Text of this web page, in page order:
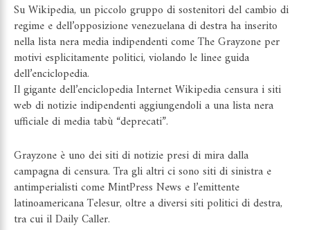
Su Wikipedia, un piccolo gruppo di sostenitori del cambio di
regime e dell’opposizione venezuelana di destra ha inserito
nella lista nera media indipendenti come The Grayzone per
motivi esplicitamente politici, violando le linee guida
dell’enciclopedia.
Il gigante dell’enciclopedia Internet Wikipedia censura i siti
web di notizie indipendenti aggiungendoli a una lista nera
ufficiale di media tabù “deprecati”.
Grayzone è uno dei siti di notizie presi di mira dalla
campagna di censura. Tra gli altri ci sono siti di sinistra e
antimperialisti come MintPress News e l’emittente
latinoamericana Telesur, oltre a diversi siti politici di destra,
tra cui il Daily Caller.